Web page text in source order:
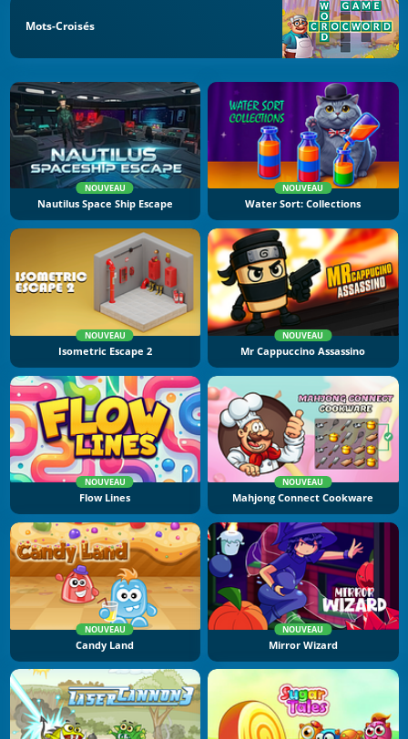
Mots-Croisés
NOUVEAU
Nautilus Space Ship Escape
NOUVEAU
Water Sort: Collections
NOUVEAU
Isometric Escape 2
NOUVEAU
Mr Cappuccino Assassino
NOUVEAU
Flow Lines
NOUVEAU
Mahjong Connect Cookware
NOUVEAU
Candy Land
NOUVEAU
Mirror Wizard